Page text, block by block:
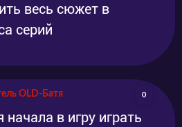
весь сюжет в
серий
OLD-Батя 0
в игру играть